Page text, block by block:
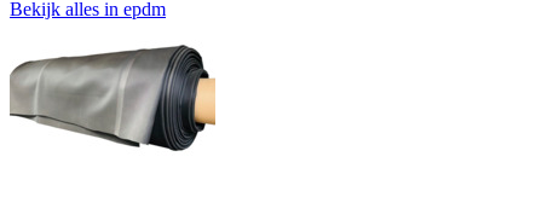
Bekijk alles in epdm